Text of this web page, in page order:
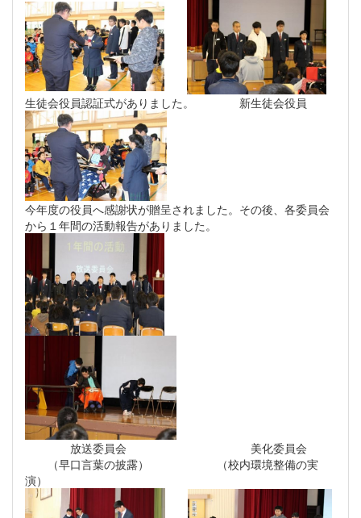
生徒会役員認証式がありました。 新生徒会役員
今年度の役員へ感謝状が贈呈されました。その後、各委員会
から１年間の活動報告がありました。
放送委員会 美化委員会
（早口言葉の披露） （校内環境整備の実
演）